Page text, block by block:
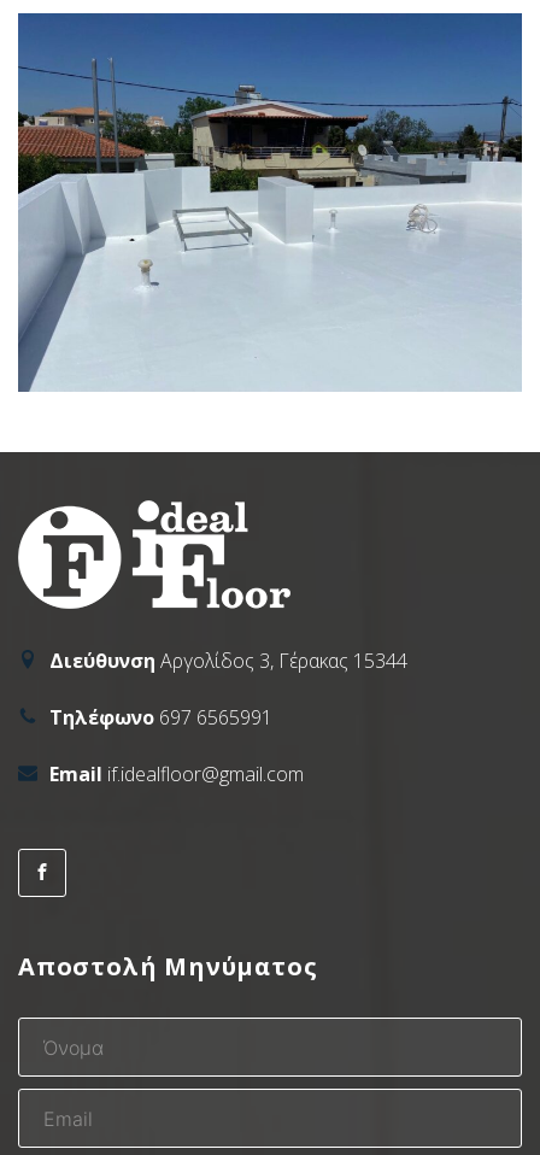
Διεύθυνση Αργολίδος 3, Γέρακας 15344
Τηλέφωνο 697 6565991
Email if.idealfloor@gmail.com
Αποστολή Μηνύματος